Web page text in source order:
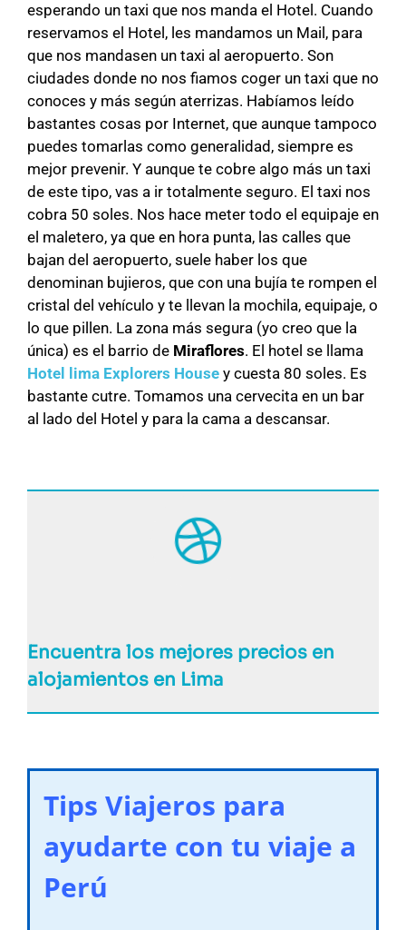
esperando un taxi que nos manda el Hotel. Cuando
reservamos el Hotel, les mandamos un Mail, para
que nos mandasen un taxi al aeropuerto. Son
ciudades donde no nos fiamos coger un taxi que no
conoces y más según aterrizas. Habíamos leído
bastantes cosas por Internet, que aunque tampoco
puedes tomarlas como generalidad, siempre es
mejor prevenir. Y aunque te cobre algo más un taxi
de este tipo, vas a ir totalmente seguro. El taxi nos
cobra 50 soles. Nos hace meter todo el equipaje en
el maletero, ya que en hora punta, las calles que
bajan del aeropuerto, suele haber los que
denominan bujieros, que con una bujía te rompen el
cristal del vehículo y te llevan la mochila, equipaje, o
lo que pillen. La zona más segura (yo creo que la
única) es el barrio de Miraflores. El hotel se llama
Hotel lima Explorers House y cuesta 80 soles. Es
bastante cutre. Tomamos una cervecita en un bar
al lado del Hotel y para la cama a descansar.
Encuentra los mejores precios en
alojamientos en Lima
Tips Viajeros para
ayudarte con tu viaje a
Perú